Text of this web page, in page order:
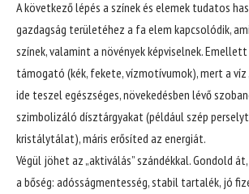
A következő lépés a színek és elemek tudatos
gazdagság területéhez a fa elem kapcsolódik,
színek, valamint a növények képviselnek.
támogató (kék, fekete, vízmotívumok), mert a víz
ide teszel egészséges, növekedésben lévő
szimbolizáló dísztárgyakat (például szép
kristálytálat), máris erősíted az energiát.
Végül jöhet az „aktiválás” szándékkal. Gondold
a bőség: adósságmentesség, stabil tartalék, jó